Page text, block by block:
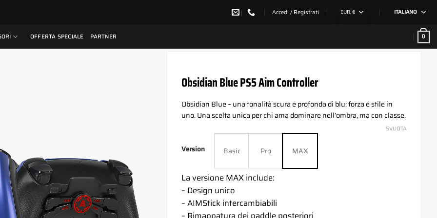
Accedi / Registrati EUR, € ITALIANO
OFFERTA SPECIALE PARTNER 0
Obsidian Blue PS5 Aim Controller
Obsidian Blue – una tonalità scura e profonda di blu: forza e stile in
uno. Una scelta unica per chi ama dominare nell’ombra, ma con classe.
Version Basic Pro MAX
SVUOTA
La versione MAX include:
– Design unico
– AIMStick intercambiabili